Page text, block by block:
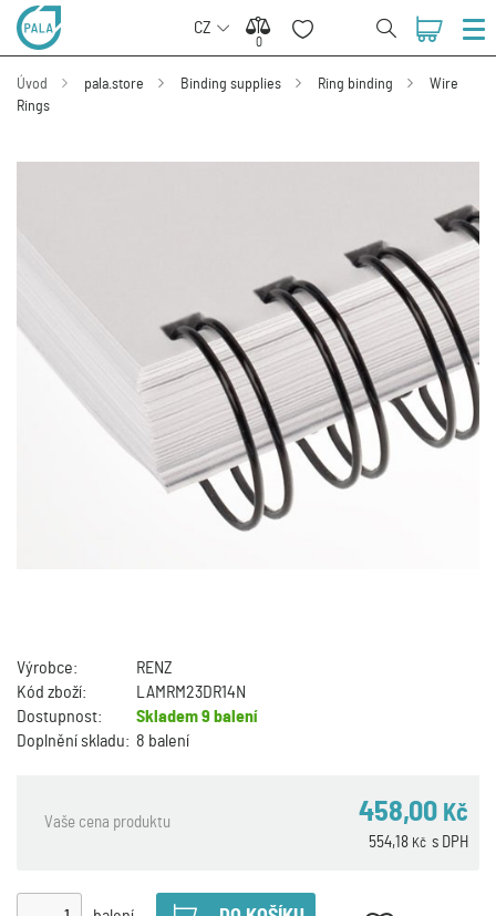
CZ
0
0
Úvod pala.store Binding supplies Ring binding
Wire
Rings
Výrobce:
RENZ
Kód zboží:
LAMRM23DR14N
Dostupnost:
Skladem9 balení
Doplnění skladu: 8 balení
Vaše cena produktu 458,00 Kč
s DPH
554,18 Kč